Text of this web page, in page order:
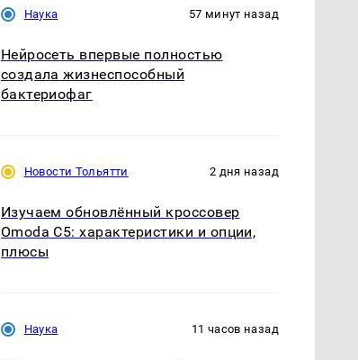
Наука 57 минут назад
Нейросеть впервые полностью
создала жизнеспособный
бактериофаг
Новости Тольятти 2 дня назад
Изучаем обновлённый кроссовер
Omoda C5: характеристики и опции,
плюсы
Наука 11 часов назад